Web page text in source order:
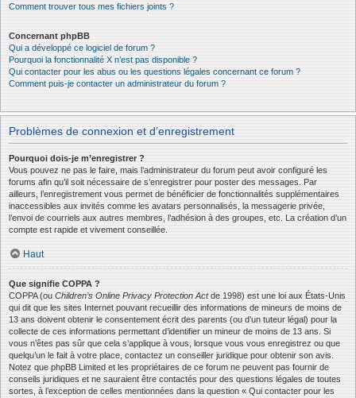
Comment trouver tous mes fichiers joints ?
Concernant phpBB
Qui a développé ce logiciel de forum ?
Pourquoi la fonctionnalité X n’est pas disponible ?
Qui contacter pour les abus ou les questions légales concernant ce forum ?
Comment puis-je contacter un administrateur du forum ?
Problèmes de connexion et d’enregistrement
Pourquoi dois-je m’enregistrer ?
Vous pouvez ne pas le faire, mais l’administrateur du forum peut avoir configuré les
forums afin qu’il soit nécessaire de s’enregistrer pour poster des messages. Par
ailleurs, l’enregistrement vous permet de bénéficier de fonctionnalités supplémentaires
inaccessibles aux invités comme les avatars personnalisés, la messagerie privée,
l’envoi de courriels aux autres membres, l’adhésion à des groupes, etc. La création d’un
compte est rapide et vivement conseillée.
Haut
Que signifie COPPA ?
COPPA (ou Children’s Online Privacy Protection Actde 1998) est une loi aux États-Unis
qui dit que les sites Internet pouvant recueillir des informations de mineurs de moins de
13 ans doivent obtenir le consentement écrit des parents (ou d’un tuteur légal) pour la
collecte de ces informations permettant d’identifier un mineur de moins de 13 ans. Si
vous n’êtes pas sûr que cela s’applique à vous, lorsque vous vous enregistrez ou que
quelqu’un le fait à votre place, contactez un conseiller juridique pour obtenir son avis.
Notez que phpBB Limited et les propriétaires de ce forum ne peuvent pas fournir de
conseils juridiques et ne sauraient être contactés pour des questions légales de toutes
sortes, à l’exception de celles mentionnées dans la question « Qui contacter pour les